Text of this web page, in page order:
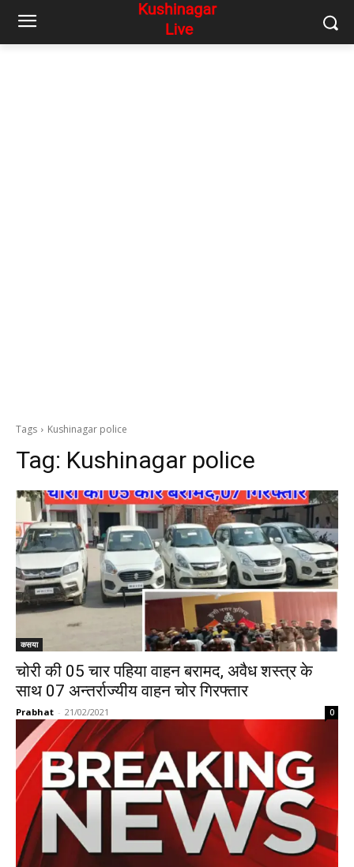
Tags Kushinagar police
Tag: Kushinagar police
कसया
चोरी की 05 चार पहिया वाहन बरामद, अवैध शस्त्र के
साथ 07 अन्तर्राज्यीय वाहन चोर गिरफ्तार
Prabhat - 21/02/2021 0